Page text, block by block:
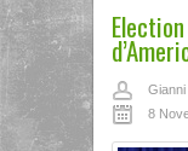
Gianni
8